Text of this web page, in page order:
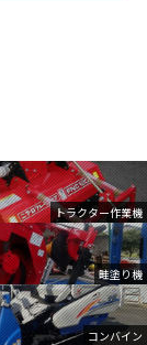
トラクター作業機
畦塗り機
コンバイン